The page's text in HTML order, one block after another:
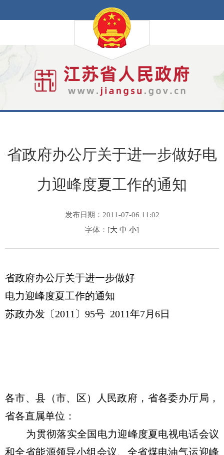
省政府办公厅关于进一步做好电
力迎峰度夏工作的通知
发布日期：2011-07-06 11:02
字体：[大 中 小]
省政府办公厅关于进一步做好
电力迎峰度夏工作的通知
苏政办发〔2011〕95号 2011年7月6日
各市、县（市、区）人民政府，省各委办厅局，
省各直属单位：
为贯彻落实全国电力迎峰度夏电视电话会议
和全省能源领导小组会议、全省煤电油气运迎峰